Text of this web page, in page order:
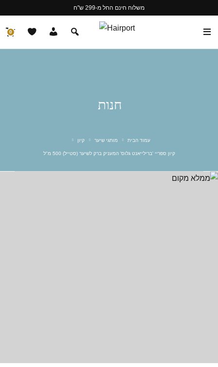
משלוח חינם החל מ-299 ש"ח
0
חנות
עמוד הבית מותגי שיער קיון
קיון ספריי 'ברילייאנט גלוס' המעניק ברק לשיער (סטייל) 500 מ"ל